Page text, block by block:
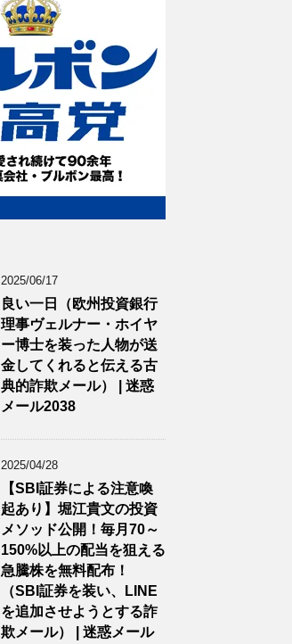
2025/06/17
良い一日（欧州投資銀行
理事ヴェルナー・ホイヤ
ー博士を装った人物が送
金してくれると伝える古
典的詐欺メール） | 迷惑
メール2038
2025/04/28
【SBI証券による注意喚
起あり】堀江貴文の投資
メソッド公開！毎月70～
150%以上の配当を狙える
急騰株を無料配布！
（SBI証券を装い、LINE
を追加させようとする詐
欺メール） | 迷惑メール